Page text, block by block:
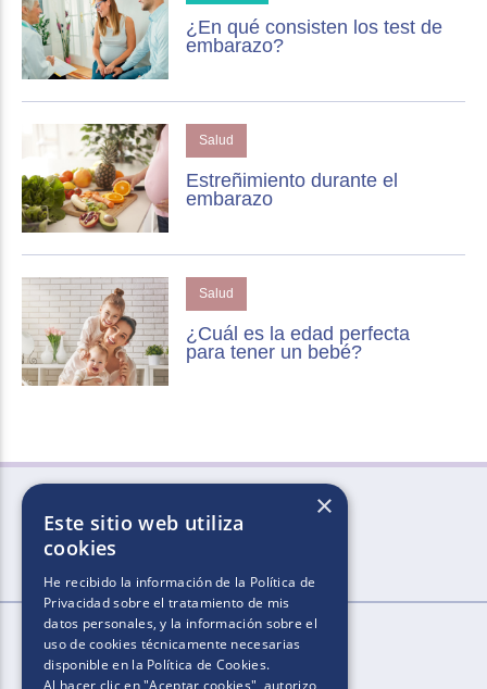
¿En qué consisten los test de
embarazo?
Salud
Estreñimiento durante el
embarazo
Salud
¿Cuál es la edad perfecta
para tener un bebé?
×
Este sitio web utiliza
cookies
He recibido la información de la Política de
Privacidadsobre el tratamiento de mis
datos personales, y la información sobre el
uso de cookies técnicamente necesarias
disponible en la Política de Cookies.
Al hacer clic en "Aceptar cookies", autorizo